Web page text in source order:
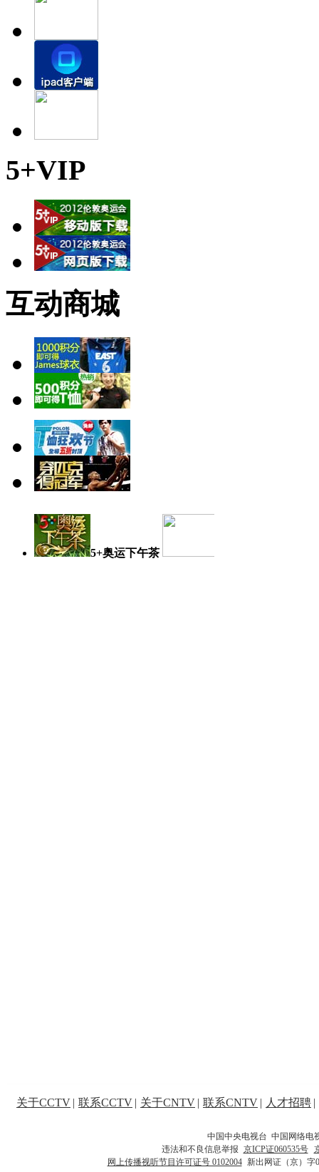
5+VIP
互动商城
5+奥运下午茶
关于CCTV | 联系CCTV | 关于CNTV | 联系CNTV | 人才招聘 |
中国中央电视台 中国网络电
违法和不良信息举报 京ICP证060535号
网上传播视听节目许可证号 0102004 新出网证（京）